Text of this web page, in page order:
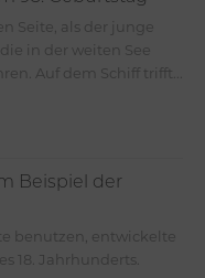
Seite, als der junge
in der weiten See
Auf dem Schiff trifft...
Beispiel der
18. Jahrhunderts.